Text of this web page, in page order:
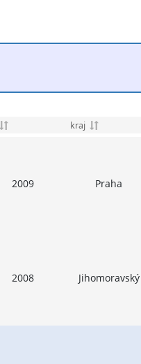
kraj
2009 Praha
2008 Jihomoravský